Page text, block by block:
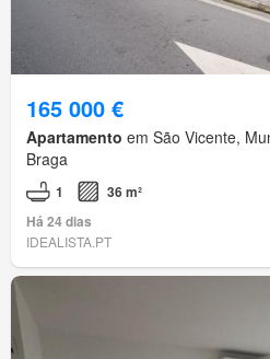
165 000 €
Apartamento em São Vicente,
Braga
1
36 m²
Há 24 dias
IDEALISTA.PT